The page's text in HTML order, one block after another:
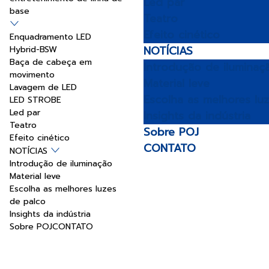
base
Enquadramento LED
Hybrid-BSW
Baça de cabeça em
movimento
Lavagem de LED
LED STROBE
Led par
Teatro
Efeito cinético
NOTÍCIAS
Introdução de iluminação
Material leve
Escolha as melhores luzes
de palco
Insights da indústria
Sobre POJCONTATO
NOTÍCIAS
Sobre POJ
CONTATO